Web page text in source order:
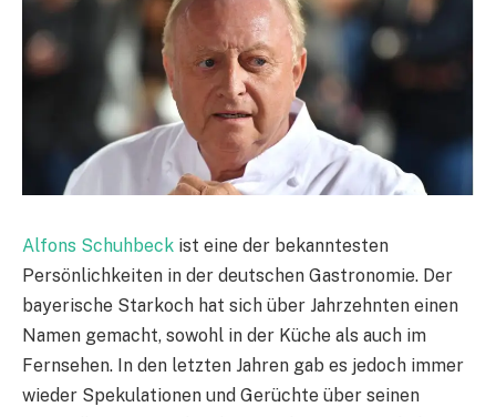
Alfons Schuhbeck ist eine der bekanntesten
Persönlichkeiten in der deutschen Gastronomie. Der
bayerische Starkoch hat sich über Jahrzehnten einen
Namen gemacht, sowohl in der Küche als auch im
Fernsehen. In den letzten Jahren gab es jedoch immer
wieder Spekulationen und Gerüchte über seinen